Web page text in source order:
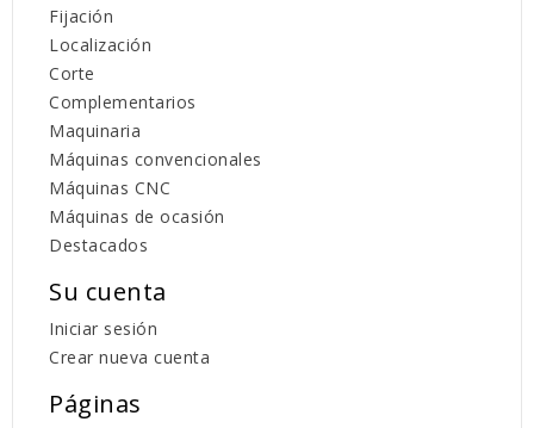
Fijación
Localización
Corte
Complementarios
Maquinaria
Máquinas convencionales
Máquinas CNC
Máquinas de ocasión
Destacados
Su cuenta
Iniciar sesión
Crear nueva cuenta
Páginas